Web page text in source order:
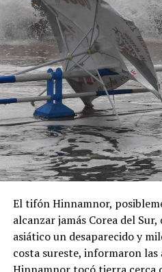
El tifón Hinnamnor,
alcanzar jamás Corea del
asiático un desaparecido y
costa sureste, informaron las